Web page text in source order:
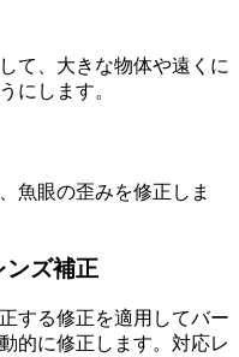
て、大きな物体や遠くに
にします。
魚眼の歪みを修正しま
ンズ補正
する修正を適用してバー
的に修正します。対応レ